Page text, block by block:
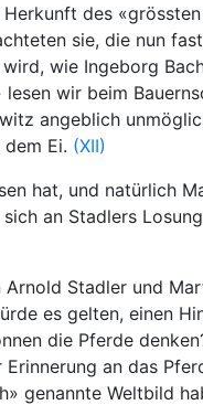
des
sie, die nun
wie Ingeborg
wir beim
angeblich
Ei. (XII)
hat, und natürlich
an Stadlers
Stadler und
es gelten, einen
die Pferde
an das
genannte Weltbild